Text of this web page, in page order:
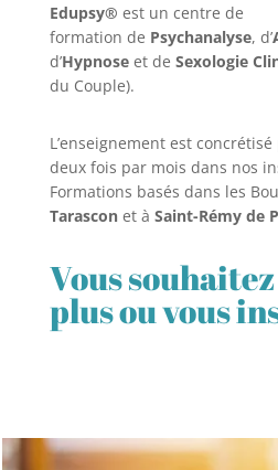
Edupsy® est un centre de
formation de Psychanalyse, d’
d’Hypnoseet de Sexologie
du Couple).
L’enseignement est
deux fois par mois dans nos
Formations basés dans les
Tarasconet à Saint-Rémy de
Vous
plus ou vous